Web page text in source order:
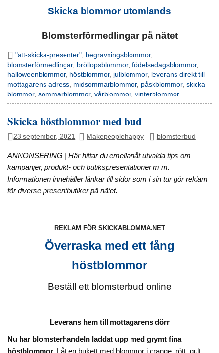
Skicka blommor utomlands
Blomsterförmedlingar på nätet
"att-skicka-presenter" begravningsblommor,
blomsterförmedlingar, bröllopsblommor,födelsedagsblommor,
halloweenblommor, höstblommor, julblommor,
leverans direkt till
mottagarens adress midsommarblommor, påskblommor,skicka
blommor,sommarblommor,vårblommor,vinterblommor
Skicka höstblommor med bud
23 september, 2021 Makepeoplehappy blomsterbud
ANNONSERING | Här hittar du emellanåt utvalda tips om
kampanjer, produkt- och butikspresentationer m m.
Informationen innehåller länkar till sidor som i sin tur gör reklam
för diverse presentbutiker på nätet.
REKLAM FÖR SKICKABLOMMA.NET
Överraska med ett fång
höstblommor
Beställ ett blomsterbud online
Leverans hem till mottagarens dörr
Nu har blomsterhandeln laddat upp med grymt fina
höstblommor. Låt en bukett med blommor i orange, rött, gult,